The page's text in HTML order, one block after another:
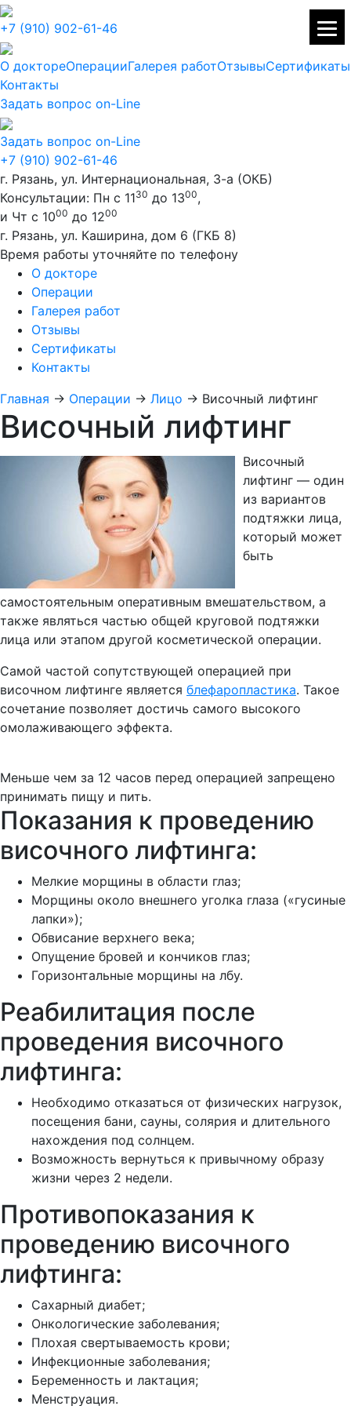
+7 (910) 902-61-46
О доктореОперацииГалерея работОтзывыСертификаты
Контакты
Задать вопрос on-Line
Задать вопрос on-Line
+7 (910) 902-61-46
г. Рязань, ул. Интернациональная, 3-а (ОКБ)
Консультации: Пн с 1130 до 1300,
и Чт с 1000 до 1200
г. Рязань, ул. Каширина, дом 6 (ГКБ 8)
Время работы уточняйте по телефону
О докторе
Операции
Галерея работ
Отзывы
Сертификаты
Контакты
Главная → Операции → Лицо → Височный лифтинг
Височный лифтинг
Височный
лифтинг — один
из вариантов
подтяжки лица,
который может
быть
самостоятельным оперативным вмешательством, а
также являться частью общей круговой подтяжки
лица или этапом другой косметической операции.
Самой частой сопутствующей операцией при
височном лифтинге является блефаропластика. Такое
сочетание позволяет достичь самого высокого
омолаживающего эффекта.
Меньше чем за 12 часов перед операцией запрещено
принимать пищу и пить.
Показания к проведению
височного лифтинга:
Мелкие морщины в области глаз;
Морщины около внешнего уголка глаза («гусиные
лапки»);
Обвисание верхнего века;
Опущение бровей и кончиков глаз;
Горизонтальные морщины на лбу.
Реабилитация после
проведения височного
лифтинга:
Необходимо отказаться от физических нагрузок,
посещения бани, сауны, солярия и длительного
нахождения под солнцем.
Возможность вернуться к привычному образу
жизни через 2 недели.
Противопоказания к
проведению височного
лифтинга:
Сахарный диабет;
Онкологические заболевания;
Плохая свертываемость крови;
Инфекционные заболевания;
Беременность и лактация;
Менструация.